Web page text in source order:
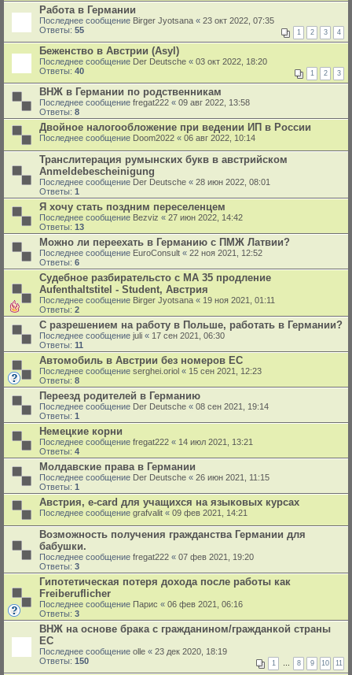
Работа в Германии
Последнее сообщение Birger Jyotsana « 23 окт 2022, 07:35
Ответы: 55 1 2 3 4
Беженство в Австрии (Asyl)
Последнее сообщение Der Deutsche « 03 окт 2022, 18:20
Ответы: 40 1 2 3
ВНЖ в Германии по родственникам
Последнее сообщение fregat222 « 09 авг 2022, 13:58
Ответы: 8
Двойное налогообложение при ведении ИП в России
Последнее сообщение Doom2022 « 06 авг 2022, 10:14
Транслитерация румынских букв в австрийском
Anmeldebescheinigung
Последнее сообщение Der Deutsche « 28 июн 2022, 08:01
Ответы: 1
Я хочу стать поздним переселенцем
Последнее сообщение Bezviz « 27 июн 2022, 14:42
Ответы: 13
Можно ли переехать в Германию с ПМЖ Латвии?
Последнее сообщение EuroConsult « 22 ноя 2021, 12:52
Ответы: 6
Судебное разбирательсто с MA 35 продление
Aufenthaltstitel - Student, Австрия
Последнее сообщение Birger Jyotsana « 19 ноя 2021, 01:11
Ответы: 2
С разрешением на работу в Польше, работать в Германии?
Последнее сообщение juli « 17 сен 2021, 06:30
Ответы: 11
Автомобиль в Австрии без номеров ЕС
Последнее сообщение serghei.oriol « 15 сен 2021, 12:23
Ответы: 8
Переезд родителей в Германию
Последнее сообщение Der Deutsche « 08 сен 2021, 19:14
Ответы: 1
Немецкие корни
Последнее сообщение fregat222 « 14 июл 2021, 13:21
Ответы: 4
Молдавские права в Германии
Последнее сообщение Der Deutsche « 26 июн 2021, 11:15
Ответы: 1
Австрия, e-card для учащихся на языковых курсах
Последнее сообщение grafvalit « 09 фев 2021, 14:21
Возможность получения гражданства Германии для
бабушки.
Последнее сообщение fregat222 « 07 фев 2021, 19:20
Ответы: 3
Гипотетическая потеря дохода после работы как
Freiberuflicher
Последнее сообщение Парис « 06 фев 2021, 06:16
Ответы: 3
ВНЖ на основе брака с гражданином/гражданкой страны
ЕС
Последнее сообщение olle « 23 дек 2020, 18:19
Ответы: 150 1 … 8 9 10 11